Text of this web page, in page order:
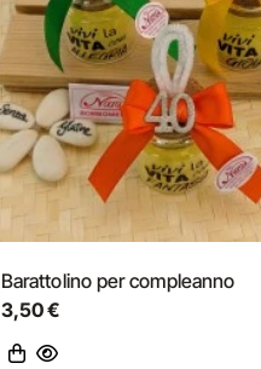
Barattolino per compleanno
3,50 €